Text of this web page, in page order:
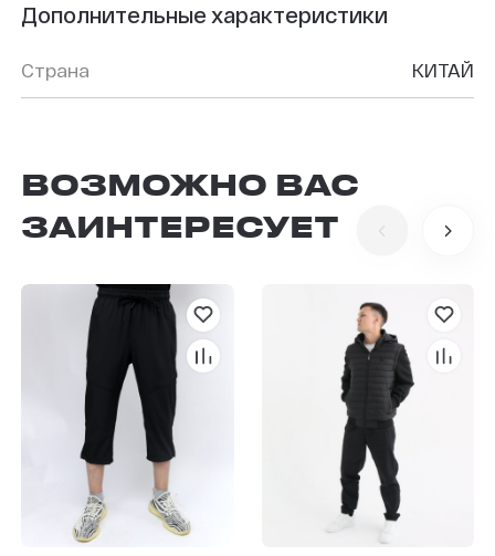
Дополнительные характеристики
Страна КИТАЙ
ВОЗМОЖНО ВАС
ЗАИНТЕРЕСУЕТ